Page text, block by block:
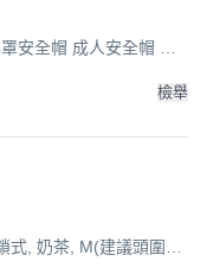
安全帽 成人安全帽 魚
檢舉
式, 奶茶, M(建議頭圍